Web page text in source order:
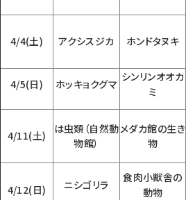
4/4(土) アクシスジカ ホンドタヌキ
4/5(日) ホッキョクグマ
シンリンオオカ
ミ
4/11(土)
は虫類（自然動
物館）
メダカ館の生き
物
4/12(日) ニシゴリラ
食肉小獣舎の
動物